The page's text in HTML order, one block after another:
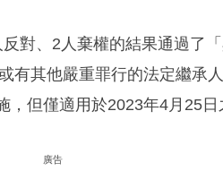
對、2人棄權的結果通過了
有其他嚴重罪行的法定繼承
但僅適用於2023年4月25日
廣告